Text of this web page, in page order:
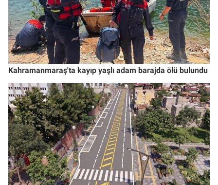
Kahramanmaraş'ta kayıp yaşlı adam barajda ölü bulundu